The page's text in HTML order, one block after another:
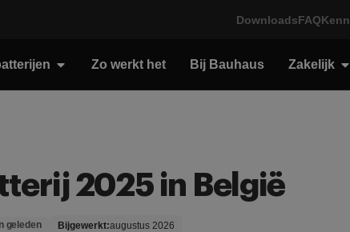
DownloadsFAQ
Zo werkt het Bij Bauhaus Zakelijk
2025 in België
geleden Bijgewerkt:augustus 2026